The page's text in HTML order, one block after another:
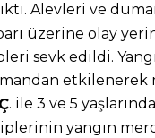
Alevleri ve
üzerine olay
sevk edildi.
etkilenerek
. ile 3 ve 5
yangın